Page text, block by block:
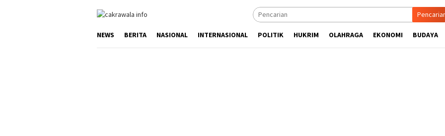
NEWS BERITA NASIONAL INTERNASIONAL POLITIK HUKRIM OLAHRAGA EKONOMI BUDAYA